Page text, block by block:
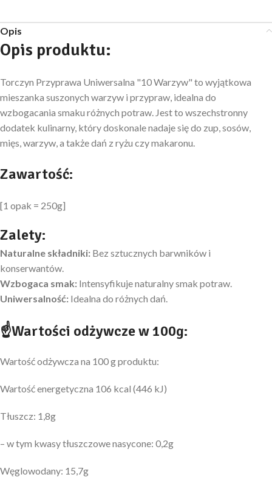
Opis
Opis produktu:
Torczyn Przyprawa Uniwersalna "10 Warzyw" to wyjątkowa
mieszanka suszonych warzyw i przypraw, idealna do
wzbogacania smaku różnych potraw. Jest to wszechstronny
dodatek kulinarny, który doskonale nadaje się do zup, sosów,
mięs, warzyw, a także dań z ryżu czy makaronu.
Zawartość:
[1 opak = 250g]
Zalety:
Naturalne składniki: Bez sztucznych barwników i
konserwantów.
Wzbogaca smak: Intensyfikuje naturalny smak potraw.
Uniwersalność: Idealna do różnych dań.
☝Wartości odżywcze w 100g:
Wartość odżywcza na 100 g produktu:
Wartość energetyczna 106 kcal (446 kJ)
Tłuszcz: 1,8g
– w tym kwasy tłuszczowe nasycone: 0,2g
Węglowodany: 15,7g